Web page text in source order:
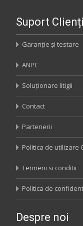
Suport Clienți
Garanție și testare
ANPC
Soluționare litigii
Contact
Partenerii
Politica de utilizare
Termeni si conditii
Politica de
Despre noi